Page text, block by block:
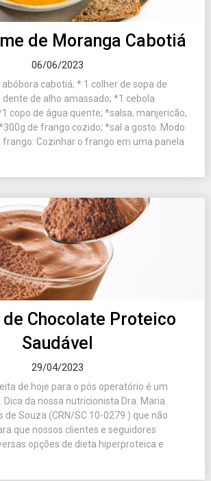
de Moranga Cabotiá
06/06/2023
cabotiá; * 1 colher de sopa de
de alho amassado; *1 cebola
copo de água quente; *salsa, manjericão,
de frango cozido; *sal a gosto. Modo
frango: Cozinhar o frango em uma panela
de Chocolate Proteico
Saudável
29/04/2023
de hoje para o pós operatório é um
Dica da nossa nutricionista Dra. Maria
de Souza (CRN/SC 10-0279 ) que não
que nossos clientes e seguidores
opções de dieta hiperproteica e